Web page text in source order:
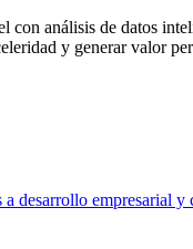
análisis de datos
y generar valor